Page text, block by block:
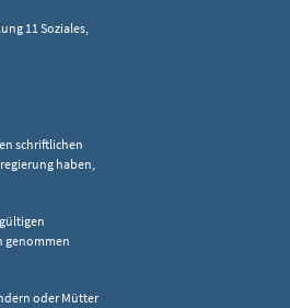
11 Soziales,
schriftlichen
haben,
genommen
oder Mütter